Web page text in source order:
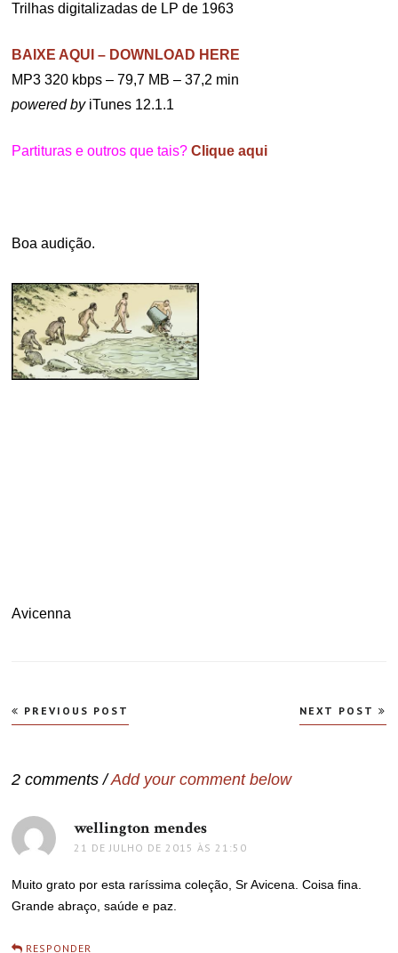
Trilhas digitalizadas de LP de 1963
BAIXE AQUI – DOWNLOAD HERE
MP3 320 kbps – 79,7 MB – 37,2 min
powered byiTunes 12.1.1
Partituras e outros que tais? Clique aqui
Boa audição.
Avicenna
Navegação
de
PREVIOUS POST NEXT POST
2 comments /Add your comment below
wellington mendes
21 DE JULHO DE 2015 ÀS 21:50
Muito grato por esta raríssima coleção, Sr Avicena. Coisa fina.
Grande abraço, saúde e paz.
RESPONDER